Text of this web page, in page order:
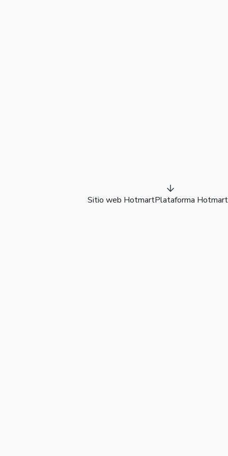
Sitio web HotmartPlataforma Hotmart